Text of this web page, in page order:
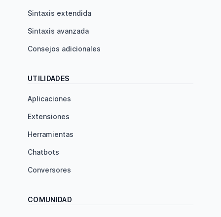
Sintaxis extendida
Sintaxis avanzada
Consejos adicionales
UTILIDADES
Aplicaciones
Extensiones
Herramientas
Chatbots
Conversores
COMUNIDAD